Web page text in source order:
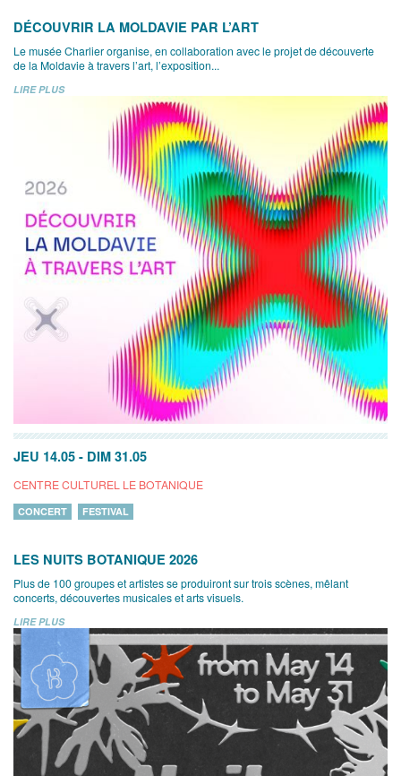
DÉCOUVRIR LA MOLDAVIE PAR L’ART
Le musée Charlier organise, en collaboration avec le projet de découverte
de la Moldavie à travers l’art, l’exposition...
LIRE PLUS
JEU 14.05 - DIM 31.05
CENTRE CULTUREL LE BOTANIQUE
CONCERT FESTIVAL
LES NUITS BOTANIQUE 2026
Plus de 100 groupes et artistes se produiront sur trois scènes, mêlant
concerts, découvertes musicales et arts visuels.
LIRE PLUS